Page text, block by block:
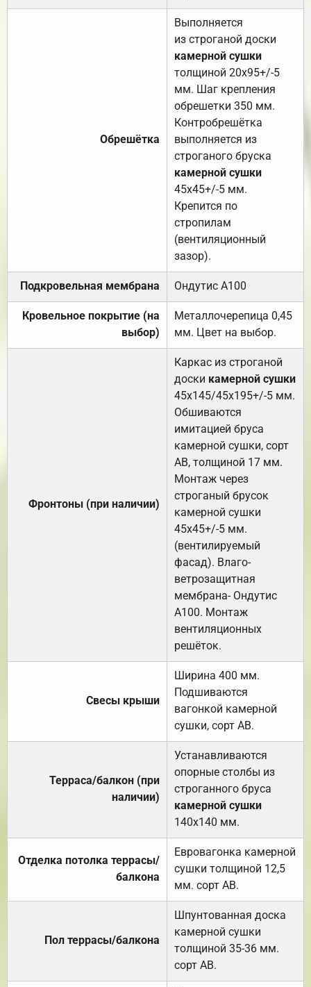
Обрешётка
Выполняется
из строганой доски
камерной сушки
толщиной 20х95+/-5
мм. Шаг крепления
обрешетки 350 мм.
Контробрешётка
выполняется из
строганого бруска
камерной сушки
45х45+/-5 мм.
Крепится по
стропилам
(вентиляционный
зазор).
Подкровельная мембрана Ондутис А100
Кровельное покрытие (на
выбор)
Металлочерепица 0,45
мм. Цвет на выбор.
Фронтоны (при наличии)
Каркас из строганой
доски камерной сушки
45х145/45х195+/-5 мм.
Обшиваются
имитацией бруса
камерной сушки, сорт
АВ, толщиной 17 мм.
Монтаж через
строганый брусок
камерной сушки
45х45+/-5 мм.
(вентилируемый
фасад). Влаго-
ветрозащитная
мембрана- Ондутис
А100. Монтаж
вентиляционных
решёток.
Свесы крыши
Ширина 400 мм.
Подшиваются
вагонкой камерной
сушки, сорт АВ.
Терраса/балкон (при
наличии)
Устанавливаются
опорные столбы из
строганного бруса
камерной сушки
140х140 мм.
Отделка потолка террасы/
балкона
Евровагонка камерной
сушки толщиной 12,5
мм. сорт АВ.
Пол террасы/балкона
Шпунтованная доска
камерной сушки
толщиной 35-36 мм.
сорт АВ.